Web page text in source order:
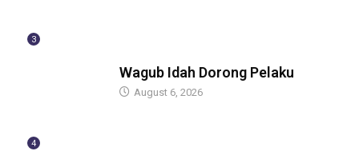
3
Wagub Idah Dorong Pelaku
August 6, 2026
4